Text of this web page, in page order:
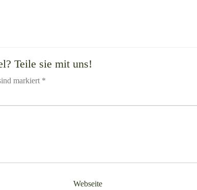
Teile sie mit uns!
markiert *
Webseite